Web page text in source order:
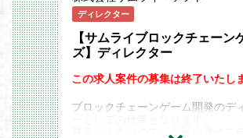
・Sky株式会社
・鈴与株式会社
・セイコーグループ株式会社
・帝人株式会社
・TDCソフト株式会社
ロジー株式会社
・日本郵便株式会社
・富士ソフト株式会社
ン、スポーツ施設などで割引あり
・クラブオフ制度（映画や演劇チ
旅行や飲食店の大幅割引など）
福利厚生などはたらく環境につい
はサイトをご覧ください。
募集要項
【必須要件】
務経験 6ヵ月
ディレクター
【サムライブロックチェーン
ズ】ディレクター
この求人案件の募集は終了いたし
ブロックチェーンゲーム開発のデ
裁量が大きいので、企画を含めて